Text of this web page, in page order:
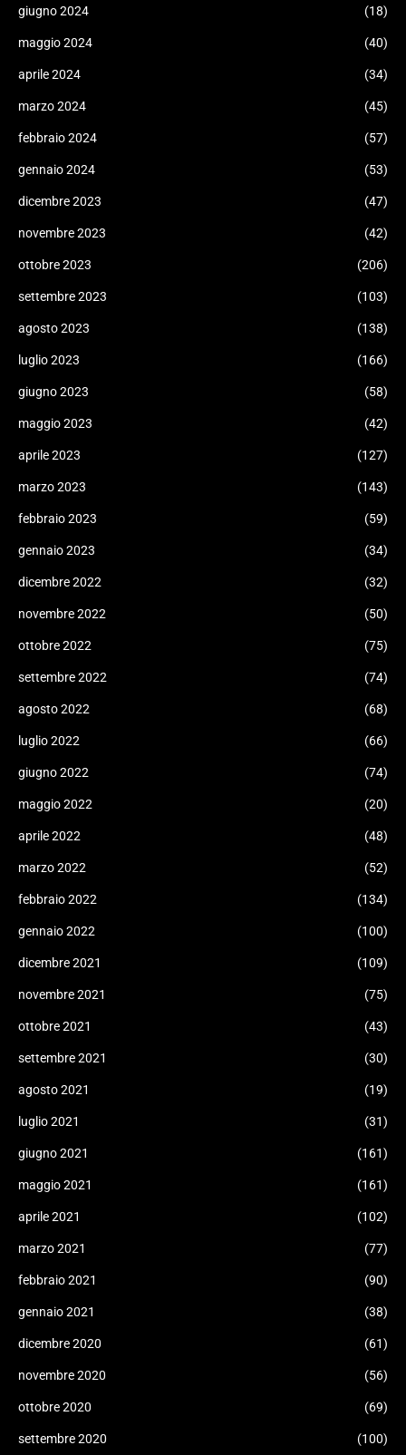
giugno 2024 (18)
maggio 2024 (40)
aprile 2024 (34)
marzo 2024 (45)
febbraio 2024 (57)
gennaio 2024 (53)
dicembre 2023 (47)
novembre 2023 (42)
ottobre 2023 (206)
settembre 2023 (103)
agosto 2023 (138)
luglio 2023 (166)
giugno 2023 (58)
maggio 2023 (42)
aprile 2023 (127)
marzo 2023 (143)
febbraio 2023 (59)
gennaio 2023 (34)
dicembre 2022 (32)
novembre 2022 (50)
ottobre 2022 (75)
settembre 2022 (74)
agosto 2022 (68)
luglio 2022 (66)
giugno 2022 (74)
maggio 2022 (20)
aprile 2022 (48)
marzo 2022 (52)
febbraio 2022 (134)
gennaio 2022 (100)
dicembre 2021 (109)
novembre 2021 (75)
ottobre 2021 (43)
settembre 2021 (30)
agosto 2021 (19)
luglio 2021 (31)
giugno 2021 (161)
maggio 2021 (161)
aprile 2021 (102)
marzo 2021 (77)
febbraio 2021 (90)
gennaio 2021 (38)
dicembre 2020 (61)
novembre 2020 (56)
ottobre 2020 (69)
settembre 2020 (100)